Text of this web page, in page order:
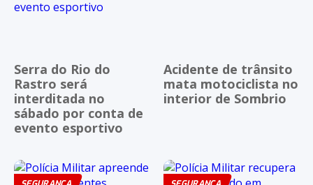
Serra do Rio do
Rastro será
interditada no
sábado por conta de
evento esportivo
Acidente de trânsito
mata motociclista no
interior de Sombrio